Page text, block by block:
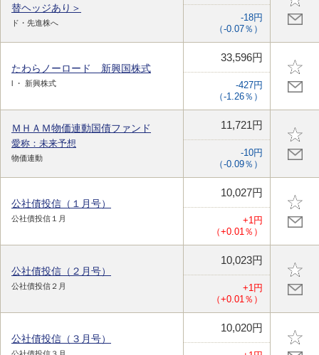
替ヘッジあり＞
ド・先進株へ
-18円
（-0.07％）
たわらノーロード 新興国株式
l ・ 新興株式
33,596円
-427円
（-1.26％）
ＭＨＡＭ物価連動国債ファンド
愛称：未来予想
物価連動
11,721円
-10円
（-0.09％）
公社債投信（１月号）
公社債投信１月
10,027円
+1円
（+0.01％）
公社債投信（２月号）
公社債投信２月
10,023円
+1円
（+0.01％）
公社債投信（３月号）
10,020円